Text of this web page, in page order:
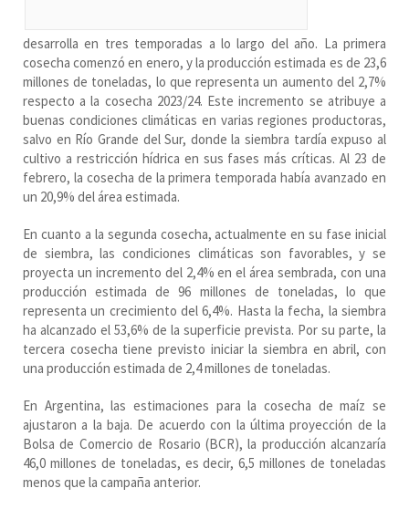
desarrolla en tres temporadas a lo largo del año. La primera
cosecha comenzó en enero, y la producción estimada es de 23,6
millones de toneladas, lo que representa un aumento del 2,7%
respecto a la cosecha 2023/24. Este incremento se atribuye a
buenas condiciones climáticas en varias regiones productoras,
salvo en Río Grande del Sur, donde la siembra tardía expuso al
cultivo a restricción hídrica en sus fases más críticas. Al 23 de
febrero, la cosecha de la primera temporada había avanzado en
un 20,9% del área estimada.
En cuanto a la segunda cosecha, actualmente en su fase inicial
de siembra, las condiciones climáticas son favorables, y se
proyecta un incremento del 2,4% en el área sembrada, con una
producción estimada de 96 millones de toneladas, lo que
representa un crecimiento del 6,4%. Hasta la fecha, la siembra
ha alcanzado el 53,6% de la superficie prevista. Por su parte, la
tercera cosecha tiene previsto iniciar la siembra en abril, con
una producción estimada de 2,4 millones de toneladas.
En Argentina, las estimaciones para la cosecha de maíz se
ajustaron a la baja. De acuerdo con la última proyección de la
Bolsa de Comercio de Rosario (BCR), la producción alcanzaría
46,0 millones de toneladas, es decir, 6,5 millones de toneladas
menos que la campaña anterior.